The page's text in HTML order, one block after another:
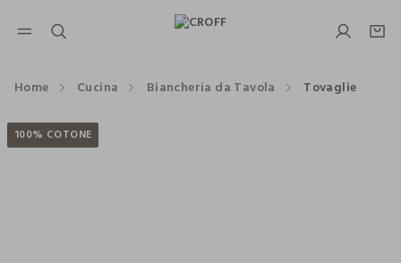
NAVIGATION.ARIA.GOTOMAINCONTENT
100% COTONE
Home Cucina Biancheria da Tavola Tovaglie